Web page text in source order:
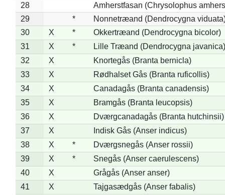
28
Amherstfasan (Chrysolophus
29
*
Nonnetræand (Dendrocygna
30
X *
Okkertræand (Dendrocygna bicolor)
31
X *
Lille Træand (Dendrocygna javanica)
32
X
Knortegås (Branta bernicla)
33
X
Rødhalset Gås (Branta ruficollis)
34
X
Canadagås (Branta canadensis)
35
X
Bramgås (Branta leucopsis)
36
X
Dværgcanadagås (Branta hutchinsii)
37
X
Indisk Gås (Anser indicus)
38
X *
Dværgsnegås (Anser rossii)
39
X *
Snegås (Anser caerulescens)
40
X
Grågås (Anser anser)
41
X
Tajgasædgås (Anser fabalis)